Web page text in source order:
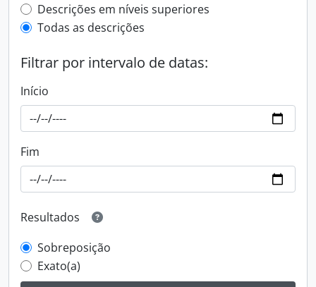
Filtro de descrição de nível superior
Descrições em níveis superiores
Todas as descrições
Filtrar por intervalo de datas:
Início
Fim
Resultados
Sobreposição
Exato(a)